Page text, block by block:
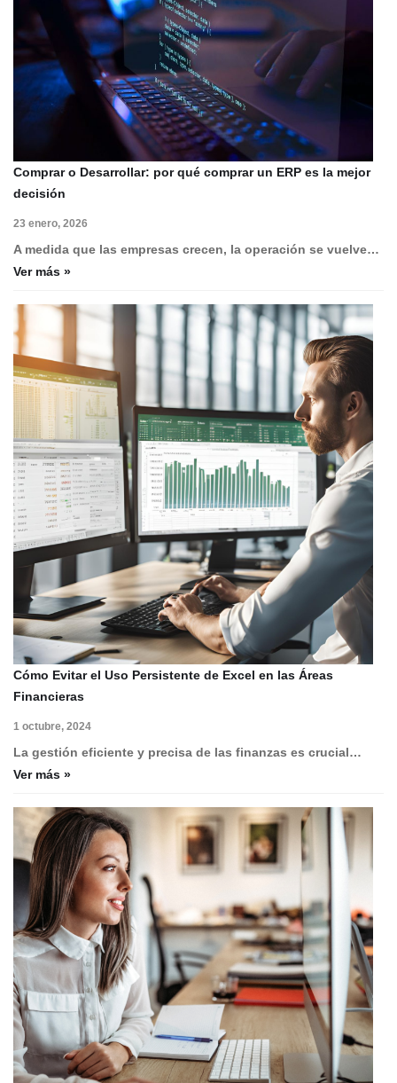
Comprar o Desarrollar: por qué comprar un ERP es la mejor
decisión
23 enero, 2026
A medida que las empresas crecen, la operación se vuelve…
Ver más »
Cómo Evitar el Uso Persistente de Excel en las Áreas
Financieras
1 octubre, 2024
La gestión eficiente y precisa de las finanzas es crucial…
Ver más »